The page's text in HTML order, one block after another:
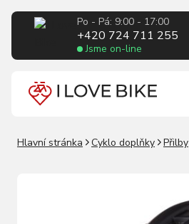
Po - Pá: 9:00 - 17:00
+420 724 711 255
Jsme on-line
Hlavní stránka Cyklo doplňky Přilby